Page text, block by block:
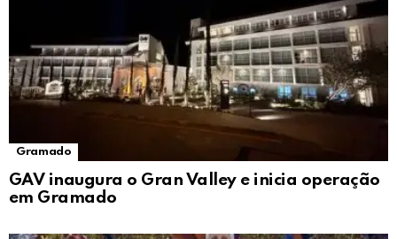
Gramado
GAV inaugura o Gran Valley e inicia operação
em Gramado